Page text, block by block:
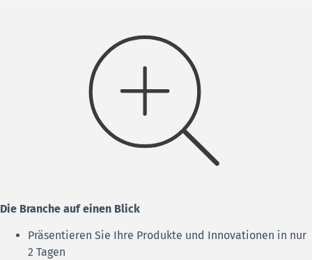
Die Branche auf einen Blick
Präsentieren Sie Ihre Produkte und Innovationen in nur
2 Tagen